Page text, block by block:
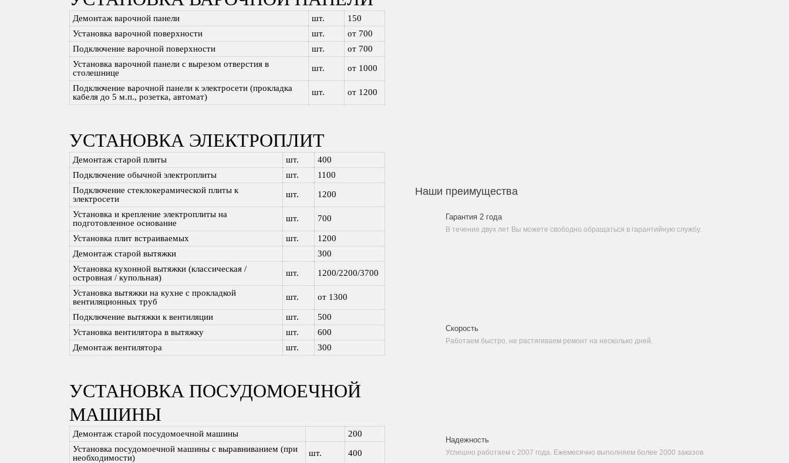
Демонтаж варочной панели шт.
150
Установка варочной поверхности
шт.
от 700
Подключение варочной поверхности
шт.
от 700
Установка варочной панели с вырезом отверстия в
столешнице
шт. от 1000
Подключение варочной панели к электросети (прокладка
кабеля до 5 м.п., розетка, автомат)
шт. от 1200
УСТАНОВКА ЭЛЕКТРОПЛИТ
Демонтаж старой плиты шт.
400
Подключение обычной электроплиты
шт.
1100
Подключение стеклокерамической плиты к
электросети
шт. 1200
Установка и крепление электроплиты на
подготовленное основание
шт. 700
Установка плит встраиваемых шт.
1200
Демонтаж старой вытяжки
300
Установка кухонной вытяжки (классическая /
островная / купольная)
шт. 1200/2200/3700
Установка вытяжки на кухне с прокладкой
вентиляционных труб
шт. от 1300
Подключение вытяжки к вентиляции шт.
500
Установка вентилятора в вытяжку
шт.
600
Демонтаж вентилятора
шт. 300
УСТАНОВКА ПОСУДОМОЕЧНОЙ
МАШИНЫ
Демонтаж старой посудомоечной машины
200
Установка посудомоечной машины с выравниванием (при
необходимости)
шт. 400
Наши преимущества
Гарантия 2 года
В течение двух лет Вы можете свободно обращаться в гарантийную службу.
Скорость
Работаем быстро, не растягиваем ремонт на несколько дней.
Надежность
Успешно работаем с 2007 года. Ежемесячно выполняем более 2000 заказов.